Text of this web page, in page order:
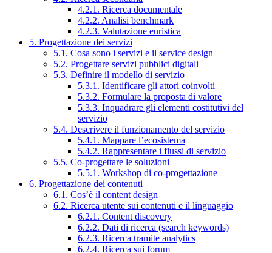
4.2.1. Ricerca documentale
4.2.2. Analisi benchmark
4.2.3. Valutazione euristica
5. Progettazione dei servizi
5.1. Cosa sono i servizi e il service design
5.2. Progettare servizi pubblici digitali
5.3. Definire il modello di servizio
5.3.1. Identificare gli attori coinvolti
5.3.2. Formulare la proposta di valore
5.3.3. Inquadrare gli elementi costitutivi del
servizio
5.4. Descrivere il funzionamento del servizio
5.4.1. Mappare l’ecosistema
5.4.2. Rappresentare i flussi di servizio
5.5. Co-progettare le soluzioni
5.5.1. Workshop di co-progettazione
6. Progettazione dei contenuti
6.1. Cos’è il content design
6.2. Ricerca utente sui contenuti e il linguaggio
6.2.1. Content discovery
6.2.2. Dati di ricerca (search keywords)
6.2.3. Ricerca tramite analytics
6.2.4. Ricerca sui forum